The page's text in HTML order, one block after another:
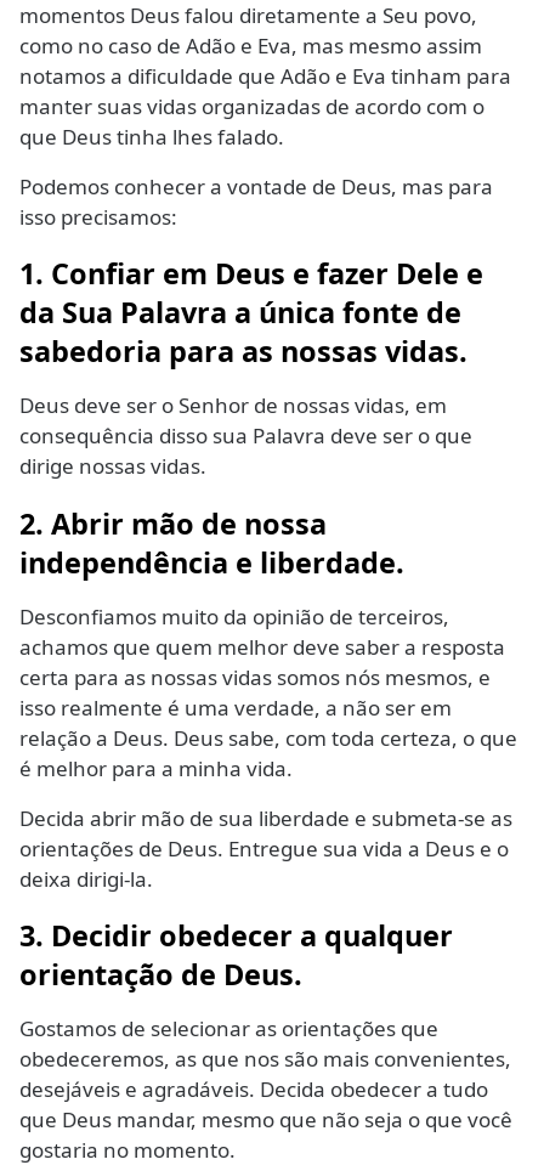
momentos Deus falou diretamente a Seu povo,
como no caso de Adão e Eva, mas mesmo assim
notamos a dificuldade que Adão e Eva tinham para
manter suas vidas organizadas de acordo com o
que Deus tinha lhes falado.
Podemos conhecer a vontade de Deus, mas para
isso precisamos:
1. Confiar em Deus e fazer Dele e
da Sua Palavra a única fonte de
sabedoria para as nossas vidas.
Deus deve ser o Senhor de nossas vidas, em
consequência disso sua Palavra deve ser o que
dirige nossas vidas.
2. Abrir mão de nossa
independência e liberdade.
Desconfiamos muito da opinião de terceiros,
achamos que quem melhor deve saber a resposta
certa para as nossas vidas somos nós mesmos, e
isso realmente é uma verdade, a não ser em
relação a Deus. Deus sabe, com toda certeza, o que
é melhor para a minha vida.
Decida abrir mão de sua liberdade e submeta-se as
orientações de Deus. Entregue sua vida a Deus e o
deixa dirigi-la.
3. Decidir obedecer a qualquer
orientação de Deus.
Gostamos de selecionar as orientações que
obedeceremos, as que nos são mais convenientes,
desejáveis e agradáveis. Decida obedecer a tudo
que Deus mandar, mesmo que não seja o que você
gostaria no momento.